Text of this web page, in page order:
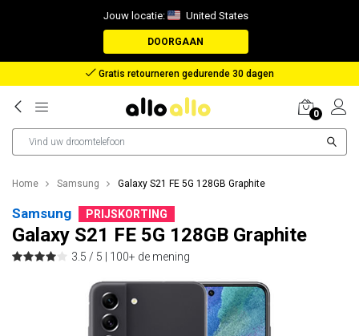
Jouw locatie: United States
DOORGAAN
Gratis retourneren gedurende 30 dagen
0
Home Samsung Galaxy S21 FE 5G 128GB Graphite
Samsung PRIJSKORTING
Galaxy S21 FE 5G 128GB Graphite
3.5 / 5 | 100+ de mening